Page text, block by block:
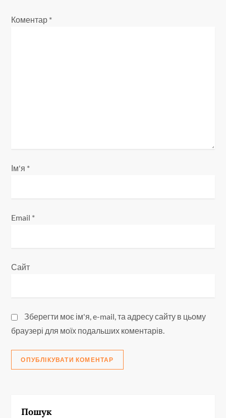
і
Коментар *
Ім'я *
Email *
Сайт
Зберегти моє ім'я, e-mail, та адресу сайту в цьому
браузері для моїх подальших коментарів.
Пошук